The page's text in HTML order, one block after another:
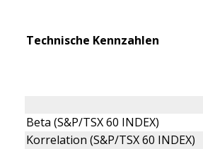
Technische Kennzahlen
Beta (S&P/TSX 60 INDEX)
Korrelation (S&P/TSX 60 INDEX)